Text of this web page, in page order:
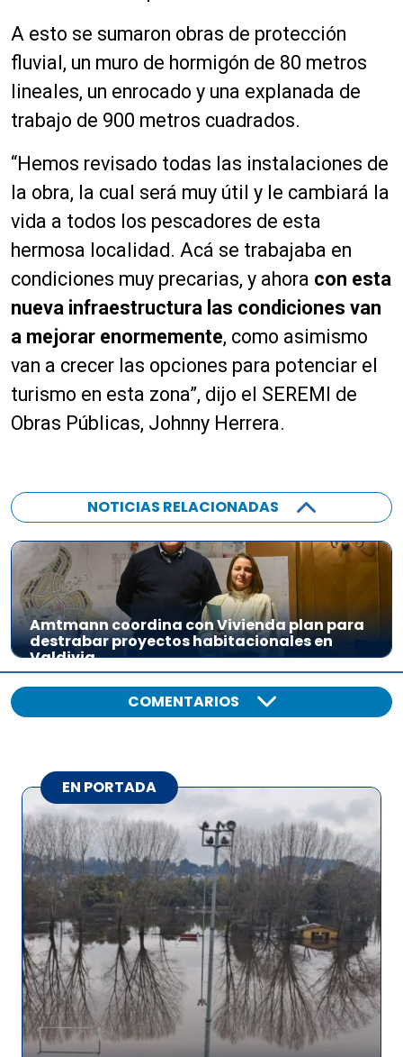
A esto se sumaron obras de protección
fluvial, un muro de hormigón de 80 metros
lineales, un enrocado y una explanada de
trabajo de 900 metros cuadrados.
“Hemos revisado todas las instalaciones de
la obra, la cual será muy útil y le cambiará la
vida a todos los pescadores de esta
hermosa localidad. Acá se trabajaba en
condiciones muy precarias, y ahora con esta
nueva infraestructura las condiciones van
a mejorar enormemente, como asimismo
van a crecer las opciones para potenciar el
turismo en esta zona”, dijo el SEREMI de
Obras Públicas, Johnny Herrera.
NOTICIAS RELACIONADAS
Amtmann coordina con Vivienda plan para
destrabar proyectos habitacionales en
Valdivia
COMENTARIOS
EN PORTADA